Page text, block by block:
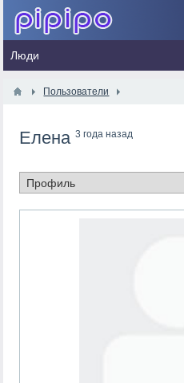
Пользователи
Елена3 года назад